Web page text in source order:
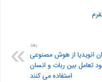
بعد
انویدیا از هوش مصنوعی
تعامل بین ربات و انسان
استفاده می کنند